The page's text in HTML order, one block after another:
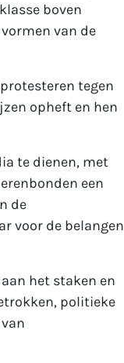
boven
van de
tegen
opheft en hen
te dienen, met
een
de
voor de belangen
het staken en
politieke